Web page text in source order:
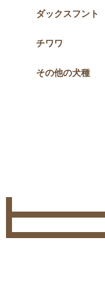
ダックスフント
チワワ
その他の犬種